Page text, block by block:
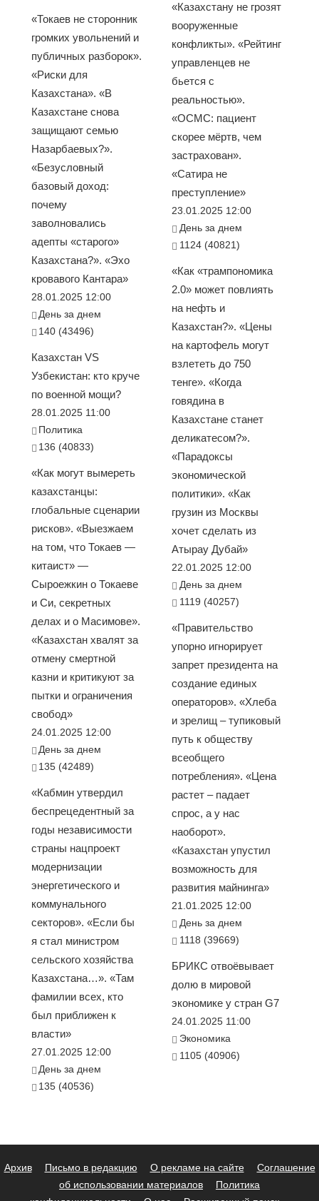
«Токаев не сторонник
громких увольнений и
публичных разборок».
«Риски для
Казахстана». «В
Казахстане снова
защищают семью
Назарбаевых?».
«Безусловный
базовый доход:
почему
заволновались
адепты «старого»
Казахстана?». «Эхо
кровавого Кантара»
28.01.2025 12:00
День за днем
140 (43496)
Казахстан VS
Узбекистан: кто круче
по военной мощи?
28.01.2025 11:00
Политика
136 (40833)
«Как могут вымереть
казахстанцы:
глобальные сценарии
рисков». «Выезжаем
на том, что Токаев —
китаист» —
Сыроежкин о Токаеве
и Си, секретных
делах и о Масимове».
«Казахстан хвалят за
отмену смертной
казни и критикуют за
пытки и ограничения
свобод»
24.01.2025 12:00
День за днем
135 (42489)
«Кабмин утвердил
беспрецедентный за
годы независимости
страны нацпроект
модернизации
энергетического и
коммунального
секторов». «Если бы
я стал министром
сельского хозяйства
Казахстана…». «Там
фамилии всех, кто
был приближен к
власти»
27.01.2025 12:00
День за днем
135 (40536)
«Казахстану не грозят
вооруженные
конфликты». «Рейтинг
управленцев не
бьется с
реальностью».
«ОСМС: пациент
скорее мёртв, чем
застрахован».
«Сатира не
преступление»
23.01.2025 12:00
День за днем
1124 (40821)
«Как «трампономика
2.0» может повлиять
на нефть и
Казахстан?». «Цены
на картофель могут
взлететь до 750
тенге». «Когда
говядина в
Казахстане станет
деликатесом?».
«Парадоксы
экономической
политики». «Как
грузин из Москвы
хочет сделать из
Атырау Дубай»
22.01.2025 12:00
День за днем
1119 (40257)
«Правительство
упорно игнорирует
запрет президента на
создание единых
операторов». «Хлеба
и зрелищ – тупиковый
путь к обществу
всеобщего
потребления». «Цена
растет – падает
спрос, а у нас
наоборот».
«Казахстан упустил
возможность для
развития майнинга»
21.01.2025 12:00
День за днем
1118 (39669)
БРИКС отвоёвывает
долю в мировой
экономике у стран G7
24.01.2025 11:00
Экономика
1105 (40906)
Архив Письмо в редакцию О рекламе на сайте
Соглашение
об использовании материалов
Политика